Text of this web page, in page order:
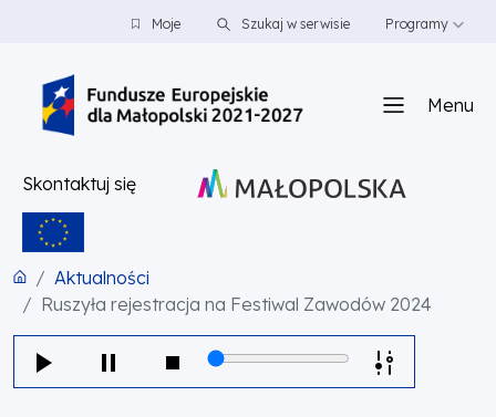
PRZEJDŹ DO TREŚCI
PRZEJDŹ DO MENUMoje Szukaj w serwisie Programy
Menu
Skontaktuj się
Aktualności
Ruszyła rejestracja na Festiwal Zawodów 2024